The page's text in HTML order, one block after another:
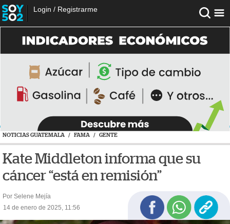
Login / Registrarme
NOTICIAS GUATEMALA / FAMA / GENTE
Kate Middleton informa que su
cáncer “está en remisión”
Por Selene Mejía
14 de enero de 2025, 11:56